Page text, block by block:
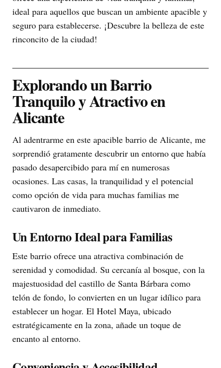
ideal para aquellos que buscan un ambiente apacible y
seguro para establecerse. ¡Descubre la belleza de este
rinconcito de la ciudad!
Explorando un Barrio
Tranquilo y Atractivo en
Alicante
Al adentrarme en este apacible barrio de Alicante, me
sorprendió gratamente descubrir un entorno que había
pasado desapercibido para mí en numerosas
ocasiones. Las casas, la tranquilidad y el potencial
como opción de vida para muchas familias me
cautivaron de inmediato.
Un Entorno Ideal para Familias
Este barrio ofrece una atractiva combinación de
serenidad y comodidad. Su cercanía al bosque, con la
majestuosidad del castillo de Santa Bárbara como
telón de fondo, lo convierten en un lugar idílico para
establecer un hogar. El Hotel Maya, ubicado
estratégicamente en la zona, añade un toque de
encanto al entorno.